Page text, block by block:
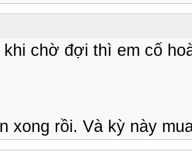
khi chờ đợi thì em cố
xong rồi. Và kỳ này